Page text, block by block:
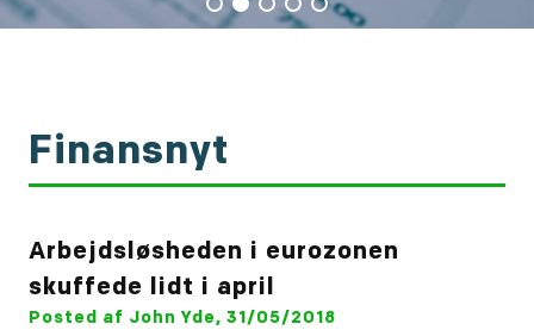
Finansnyt
Arbejdsløsheden i eurozonen
skuffede lidt i april
Posted af John Yde, 31/05/2018